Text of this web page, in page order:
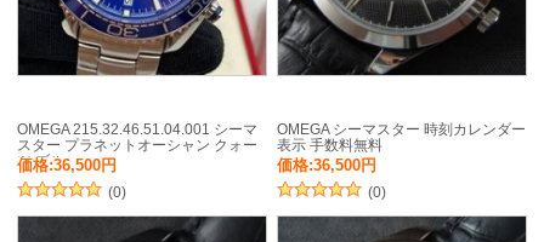
OMEGA 215.32.46.51.04.001 シーマ
スター プラネットオーシャン クォー
ツ ブルー
価格:36,500円
(0)
OMEGA シーマスター 時刻カレンダー
表示 手数料無料
価格:36,500円
(0)